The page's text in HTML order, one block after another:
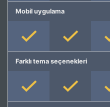
Mobil uygulama
Farklı tema seçenekleri